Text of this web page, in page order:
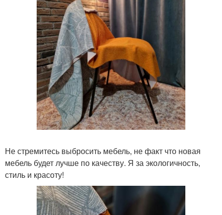
Не стремитесь выбросить мебель, не факт что новая
мебель будет лучше по качеству. Я за экологичность,
стиль и красоту!